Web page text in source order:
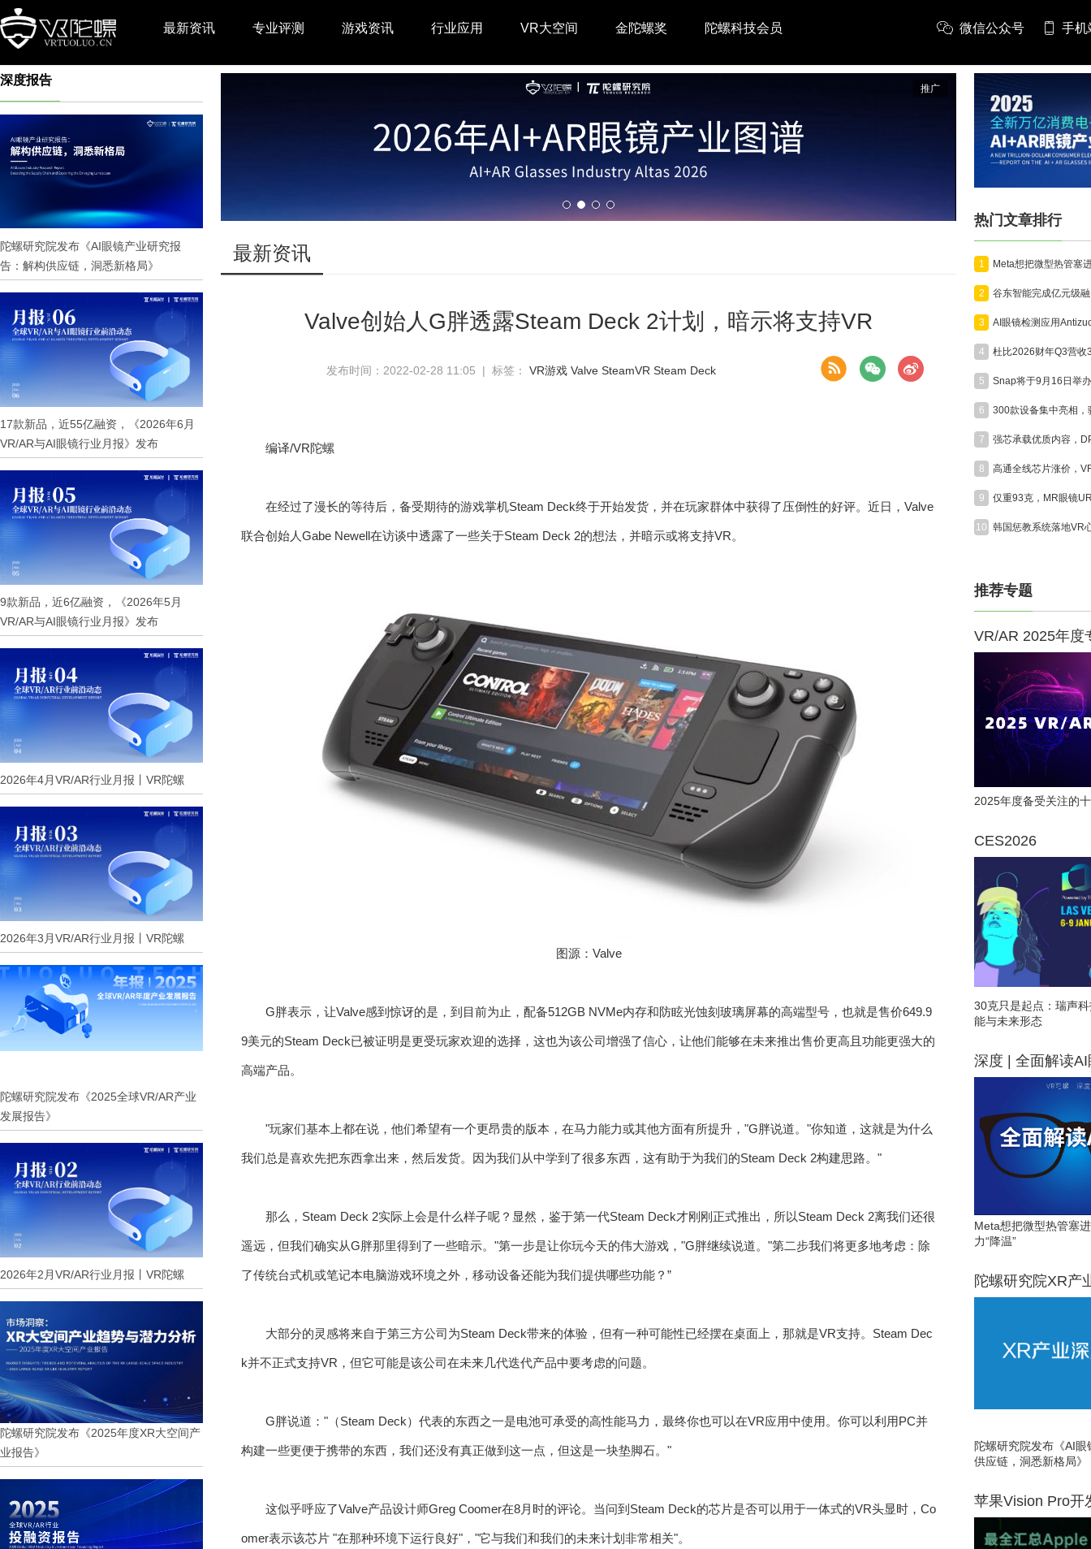
最新资讯 专业评测 游戏资讯 行业应用 VR大空间 金陀螺奖 陀螺科技会员 微信公众号 手机
深度报告
陀螺研究院发布《AI眼镜产业研究报
告：解构供应链，洞悉新格局》
17款新品，近55亿融资，《2026年6月
VR/AR与AI眼镜行业月报》发布
9款新品，近6亿融资，《2026年5月
VR/AR与AI眼镜行业月报》发布
2026年4月VR/AR行业月报丨VR陀螺
2026年3月VR/AR行业月报丨VR陀螺
陀螺研究院发布《2025全球VR/AR产业
发展报告》
2026年2月VR/AR行业月报丨VR陀螺
陀螺研究院发布《2025年度XR大空间产
业报告》
推广
最新资讯
Valve创始人G胖透露Steam Deck 2计划，暗示将支持VR
发布时间：2022-02-28 11:05 | 标签： VR游戏 Valve SteamVR Steam Deck
编译/VR陀螺
在经过了漫长的等待后，备受期待的游戏掌机Steam Deck终于开始发货，并在玩家群体中获得了压倒性的好评。近日，Valve
联合创始人Gabe Newell在访谈中透露了一些关于Steam Deck 2的想法，并暗示或将支持VR。
图源：Valve
G胖表示，让Valve感到惊讶的是，到目前为止，配备512GB NVMe内存和防眩光蚀刻玻璃屏幕的高端型号，也就是售价649.9
9美元的Steam Deck已被证明是更受玩家欢迎的选择，这也为该公司增强了信心，让他们能够在未来推出售价更高且功能更强大的
高端产品。
"玩家们基本上都在说，他们希望有一个更昂贵的版本，在马力能力或其他方面有所提升，"G胖说道。"你知道，这就是为什么
我们总是喜欢先把东西拿出来，然后发货。因为我们从中学到了很多东西，这有助于为我们的Steam Deck 2构建思路。"
那么，Steam Deck 2实际上会是什么样子呢？显然，鉴于第一代Steam Deck才刚刚正式推出，所以Steam Deck 2离我们还很
遥远，但我们确实从G胖那里得到了一些暗示。"第一步是让你玩今天的伟大游戏，"G胖继续说道。"第二步我们将更多地考虑：除
了传统台式机或笔记本电脑游戏环境之外，移动设备还能为我们提供哪些功能？”
大部分的灵感将来自于第三方公司为Steam Deck带来的体验，但有一种可能性已经摆在桌面上，那就是VR支持。Steam Dec
k并不正式支持VR，但它可能是该公司在未来几代迭代产品中要考虑的问题。
G胖说道："（Steam Deck）代表的东西之一是电池可承受的高性能马力，最终你也可以在VR应用中使用。你可以利用PC并
构建一些更便于携带的东西，我们还没有真正做到这一点，但这是一块垫脚石。"
这似乎呼应了Valve产品设计师Greg Coomer在8月时的评论。当问到Steam Deck的芯片是否可以用于一体式的VR头显时，Co
omer表示该芯片 "在那种环境下运行良好"，"它与我们和我们的未来计划非常相关"。
热门文章排行
1
2
3
4
5
6
7
8
9
10
推荐专题
VR/AR 2025年度
2025年度备受关注的
CES2026
30克只是起点：瑞声
能与未来形态
深度 | 全面解读AI
Meta想把微型热管塞
力“降温”
陀螺研究院XR产
陀螺研究院发布《AI
供应链，洞悉新格局》
苹果Vision Pro开